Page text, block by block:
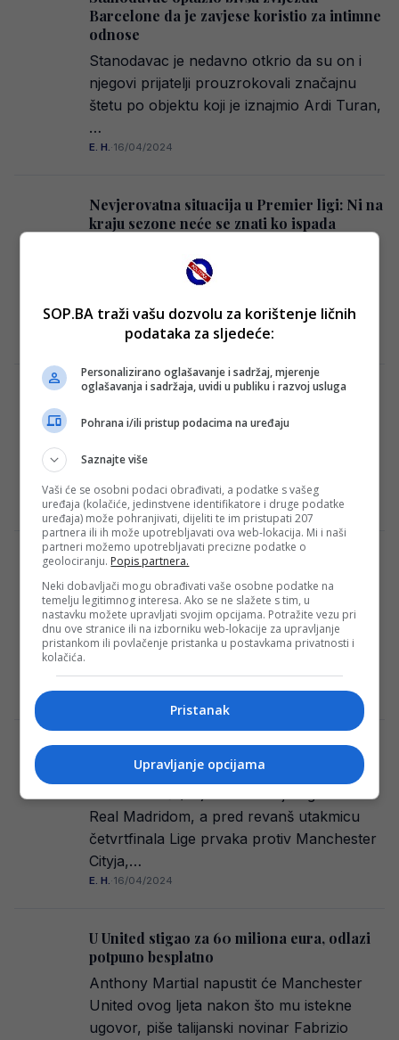
Barcelone da je zavjese koristio za intimne
odnose
Stanodavac je nedavno otkrio da su on i
njegovi prijatelji prouzrokovali značajnu
štetu po objektu koji je iznajmio Ardi Turan,
…
E. H.·16/04/2024
Nevjerovatna situacija u Premier ligi: Ni na
kraju sezone neće se znati ko ispada
oduzeta još dva boda od Premier lige
kršenje…
16/04/2024
Procurili detalji: Masovna tučnjava kod
tučnjave na izlazu iz garaže Sarajevo City
Centra, a danas su poznati…
E. H.·16/04/2024
ŠOK: Preminuo legendarni njemački
fudbaler i osvajač Svjetskog prvenstva
Njemačka je u žalosti zbog gubitka
legendarne fudbalske ikone, Bernda
Holzenbeina, svjetskog prvaka iz 1974.
godine, koji je preminuo u…
E. H.·16/04/2024
Iz Španije stigle najgore moguće vijesti za
karijeru Luke Modrića
Luka Modrić (38) se bliži kraju ugovora s
Real Madridom, a pred revanš utakmicu
četvrtfinala Lige prvaka protiv Manchester
Cityja,…
E. H.·16/04/2024
U United stigao za 60 miliona eura, odlazi
potpuno besplatno
Anthony Martial napustit će Manchester
United ovog ljeta nakon što mu istekne
ugovor, piše talijanski novinar Fabrizio
SOP.BA traži vašu dozvolu za korištenje ličnih
podataka za sljedeće:
Personalizirano oglašavanje i sadržaj, mjerenje
oglašavanja i sadržaja, uvidi u publiku i razvoj usluga
Pohrana i/ili pristup podacima na uređaju
Saznajte više
Vaši će se osobni podaci obrađivati, a podatke s vašeg
uređaja (kolačiće, jedinstvene identifikatore i druge podatke
uređaja) može pohranjivati, dijeliti te im pristupati 207
partnera ili ih može upotrebljavati ova web-lokacija. Mi i naši
partneri možemo upotrebljavati precizne podatke o
geolociranju. Popis partnera.
Neki dobavljači mogu obrađivati vaše osobne podatke na
temelju legitimnog interesa. Ako se ne slažete s tim, u
nastavku možete upravljati svojim opcijama. Potražite vezu pri
dnu ove stranice ili na izborniku web-lokacije za upravljanje
pristankom ili povlačenje pristanka u postavkama privatnosti i
kolačića.
Pristanak
Upravljanje opcijama